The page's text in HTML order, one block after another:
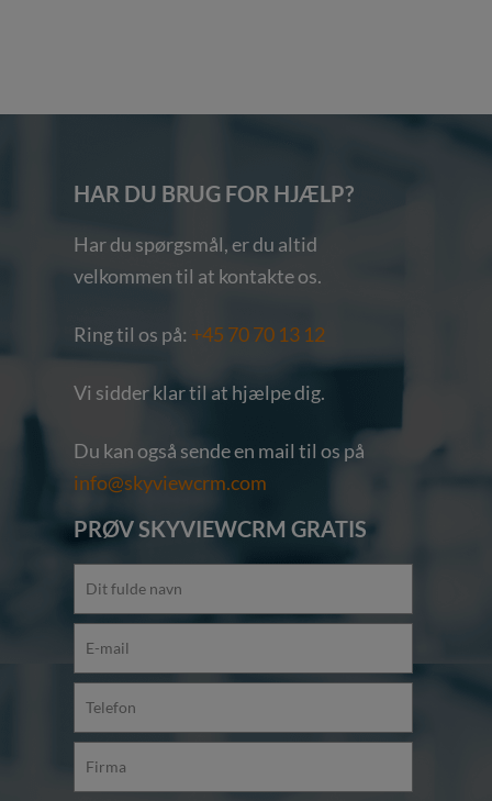
HAR DU BRUG FOR HJÆLP?
Har du spørgsmål, er du altid
velkommen til at kontakte os.
Ring til os på: +45 70 70 13 12
Vi sidder klar til at hjælpe dig.
Du kan også sende en mail til os på
info@skyviewcrm.com
PRØV SKYVIEWCRM GRATIS